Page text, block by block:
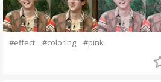
#effect #coloring #pink